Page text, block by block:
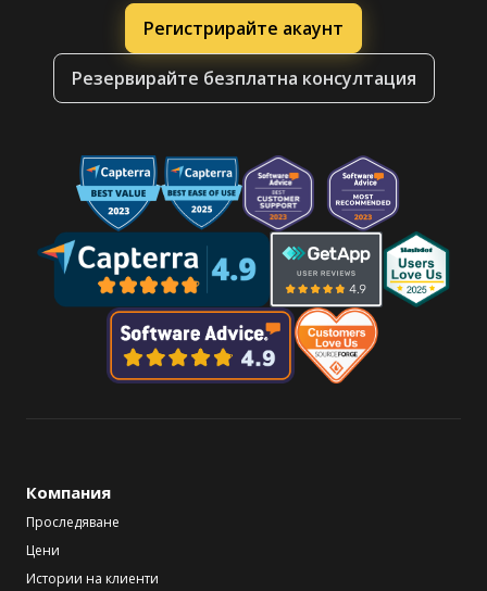
Регистрирайте акаунт
Резервирайте безплатна консултация
Компания
Проследяване
Цени
Истории на клиенти